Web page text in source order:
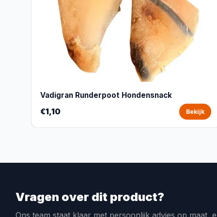
Vadigran Runderpoot Hondensnack
€1,10 Bekijk
Vragen over dit product?
Ons team staat klaar met persoonlijk advies op maat,